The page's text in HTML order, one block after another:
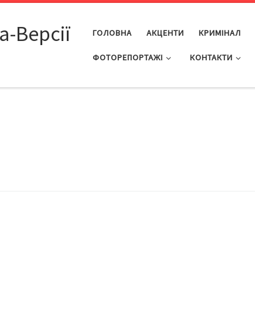
Версії ГОЛОВНА АКЦЕНТИ КРИМІНАЛ
ФОТОРЕПОРТАЖІ КОНТАКТИ